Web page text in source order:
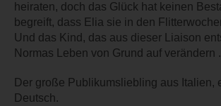
heiraten, doch das Glück hat keinen
begreift, dass Elia sie in den
Und das Kind, das aus dieser Liaison
Normas Leben von Grund auf verändern
Der große Publikumsliebling aus Italien,
Deutsch.